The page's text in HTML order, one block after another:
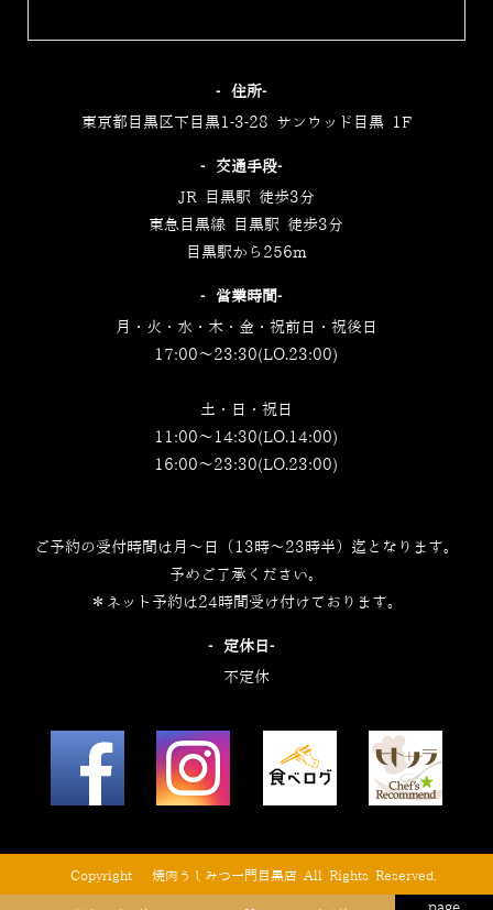
‐住所‐
東京都目黒区下目黒1-3-28 サンウッド目黒 1F
‐交通手段‐
JR 目黒駅 徒歩3分
東急目黒線 目黒駅 徒歩3分
目黒駅から256m
‐営業時間‐
月・火・水・木・金・祝前日・祝後日
17:00～23:30(LO.23:00)
土・日・祝日
11:00～14:30(LO.14:00)
16:00～23:30(LO.23:00)
ご予約の受付時間は月～日（13時～23時半）迄となります。
予めご了承ください。
＊ネット予約は24時間受け付けております。
‐定休日‐
不定休
© Copyright © 焼肉うしみつ一門目黒店 All Rights Reserved.